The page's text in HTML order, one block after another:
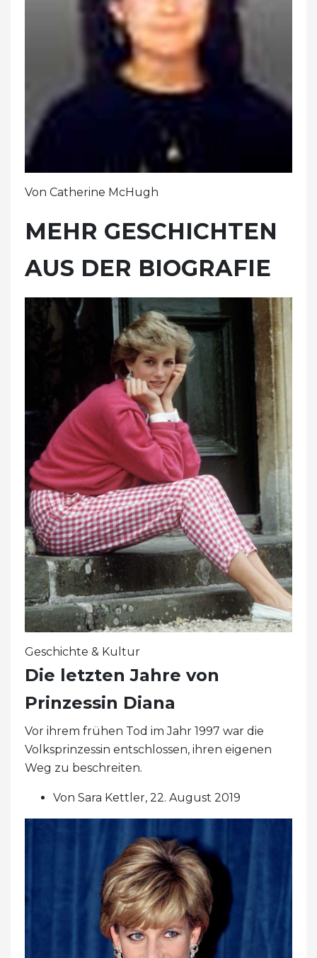
Von Catherine McHugh
MEHR GESCHICHTEN
AUS DER BIOGRAFIE
Geschichte & Kultur
Die letzten Jahre von
Prinzessin Diana
Vor ihrem frühen Tod im Jahr 1997 war die
Volksprinzessin entschlossen, ihren eigenen
Weg zu beschreiten.
Von Sara Kettler, 22. August 2019